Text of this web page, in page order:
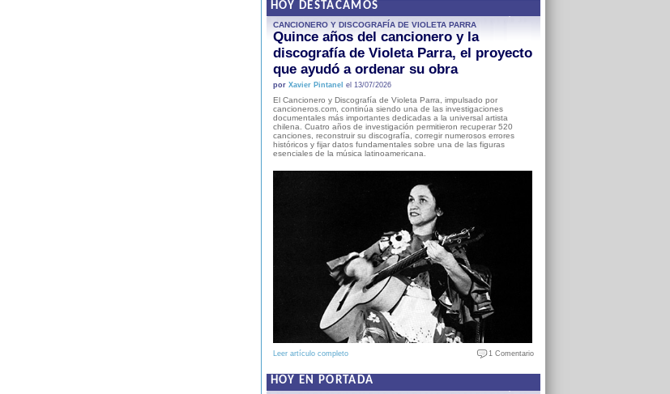
HOY DESTACAMOS
CANCIONERO Y DISCOGRAFÍA DE VIOLETA PARRA
Quince años del cancionero y la
discografía de Violeta Parra, el proyecto
que ayudó a ordenar su obra
por Xavier Pintanel el 13/07/2026
El Cancionero y Discografía de Violeta Parra, impulsado por
cancioneros.com, continúa siendo una de las investigaciones
documentales más importantes dedicadas a la universal artista
chilena. Cuatro años de investigación permitieron recuperar 520
canciones, reconstruir su discografía, corregir numerosos errores
históricos y fijar datos fundamentales sobre una de las figuras
esenciales de la música latinoamericana.
Leer artículo completo 1 Comentario
HOY EN PORTADA